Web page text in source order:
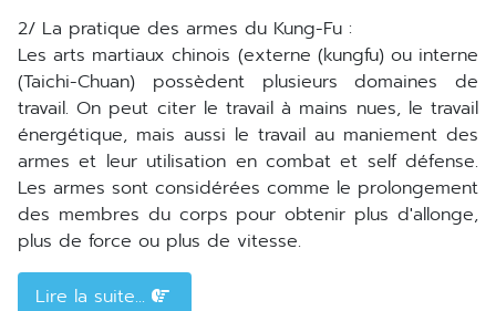
2/ La pratique des armes du Kung-Fu :
Les arts martiaux chinois (externe (kungfu) ou interne
(Taichi-Chuan) possèdent plusieurs domaines de
travail. On peut citer le travail à mains nues, le travail
énergétique, mais aussi le travail au maniement des
armes et leur utilisation en combat et self défense.
Les armes sont considérées comme le prolongement
des membres du corps pour obtenir plus d'allonge,
plus de force ou plus de vitesse.
Lire la suite...